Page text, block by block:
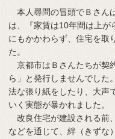
本人尋問の冒頭でＢさん
は、『家賃は10年間は上が
にもかかわらず、住宅を取
た。
京都市はＢさんたちが契
ら」と発行しませんでした
法な張り紙をしたり、大声
いく実態が暴かれました。
改良住宅が建設される前
などを通じて、絆（きずな